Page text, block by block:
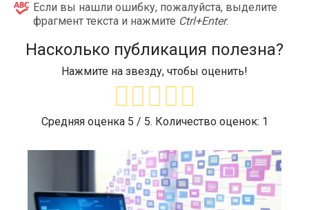
Если вы нашли ошибку, пожалуйста, выделите
фрагмент текста и нажмите Ctrl+Enter.
Насколько публикация полезна?
Нажмите на звезду, чтобы оценить!
Средняя оценка 5 / 5. Количество оценок: 1